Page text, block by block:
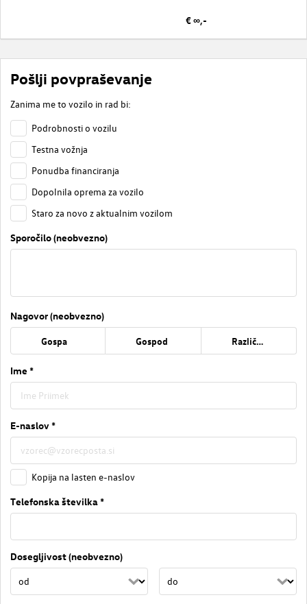
€ ∞,-
Pošlji povpraševanje
Zanima me to vozilo in rad bi:
Podrobnosti o vozilu
Testna vožnja
Ponudba financiranja
Dopolnila oprema za vozilo
Staro za novo z aktualnim vozilom
Sporočilo (neobvezno)
Nagovor (neobvezno)
Gospa Gospod Različno
Ime *
E-naslov *
Kopija na lasten e-naslov
Telefonska številka *
Dosegljivost (neobvezno)